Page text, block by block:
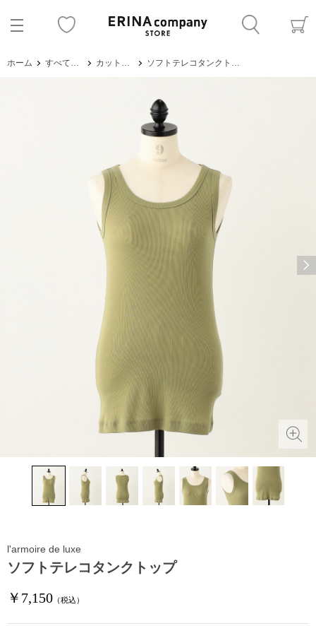
ホーム すべてのアイテム カットソー・Tシャツ ソフトテレコタンクトップ
ソフトテレコタンクトップ
￥7,150 （税込）
l'armoire de luxe